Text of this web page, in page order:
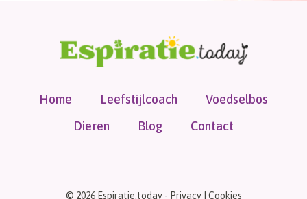
Home Leefstijlcoach
Voedselbos
Dieren
Blog Contact
© 2026 Espiratie.today - Privacy| Cookies